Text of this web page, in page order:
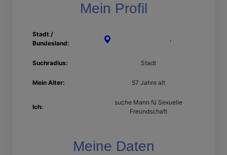
Mein Profil
Stadt /
Bundesland:
,
Suchradius: Stadt
Mein Alter: 57 Jahre alt
Ich:
suche Mann fü Sexuelle
Freundschaft
Meine Daten